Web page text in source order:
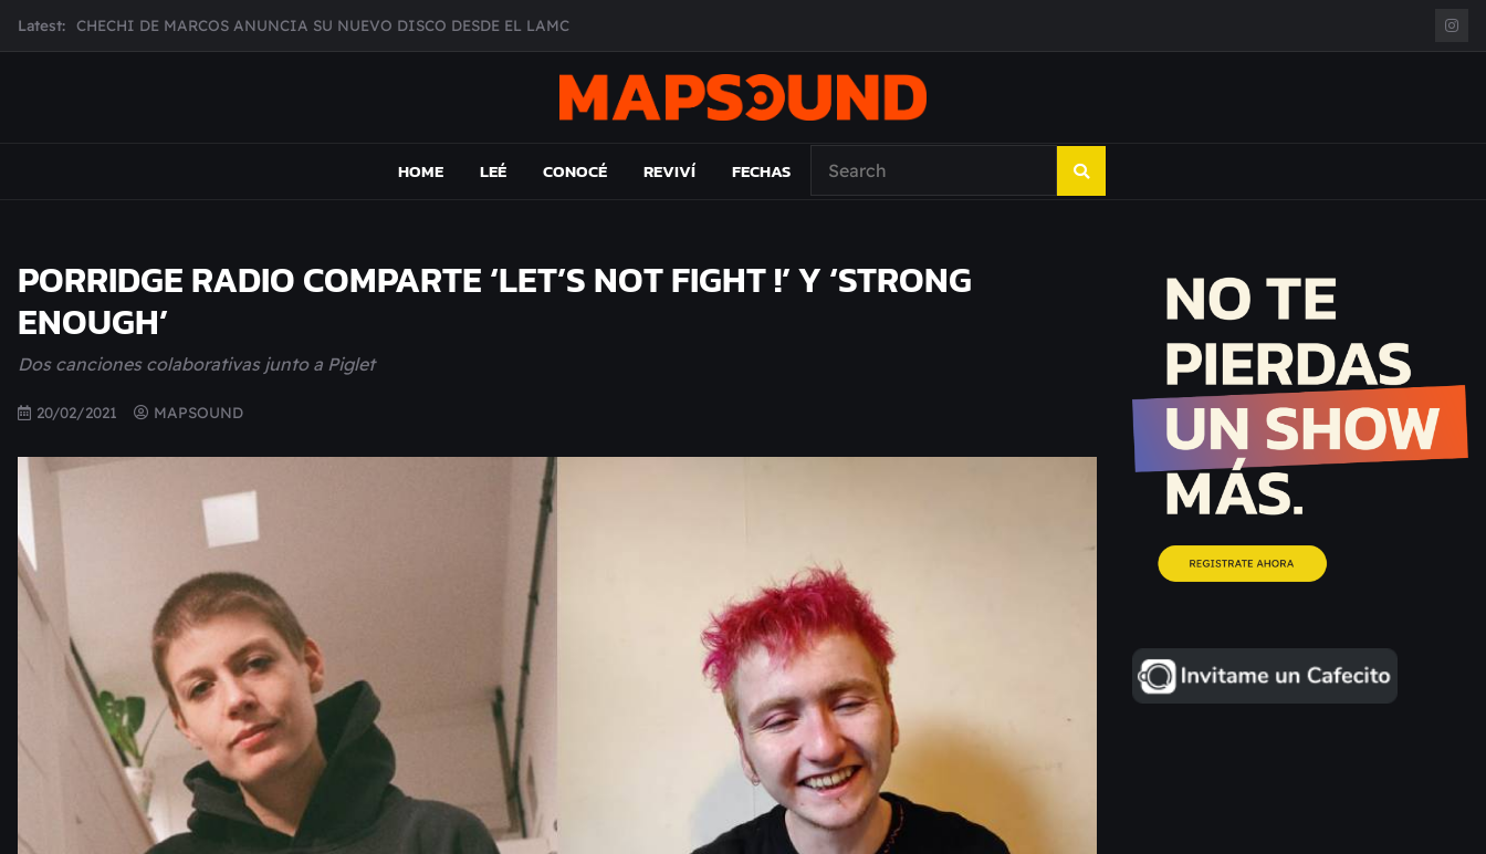
Latest: CHECHI DE MARCOS ANUNCIA SU NUEVO DISCO DESDE EL LAMC
MUJER CEBRA PRESENTA INHIBIDOR, UNA FOTOGRAFÍA DE ÉPOCA EN FORMA DE DISCO
HOME LEÉ CONOCÉ REVIVÍ FECHAS
PORRIDGE RADIO COMPARTE ‘LET’S NOT FIGHT !’ Y ‘STRONG
ENOUGH’
Dos canciones colaborativas junto a Piglet
20/02/2021 MAPSOUND